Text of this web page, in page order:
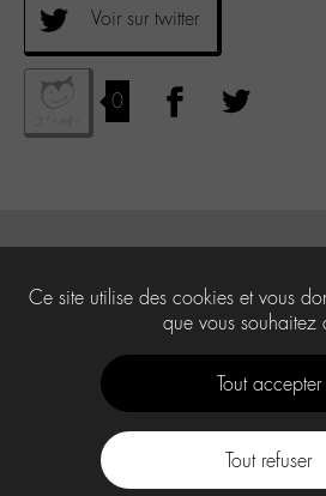
Voir sur twitter
0
Ce site utilise des cookies et vous
que vous souhaitez
Tout accepter
Tout refuser